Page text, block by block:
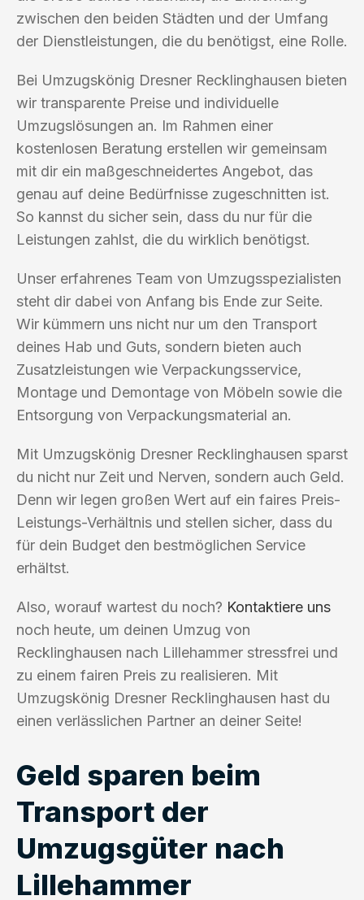
zwischen den beiden Städten und der Umfang
der Dienstleistungen, die du benötigst, eine Rolle.
Bei Umzugskönig Dresner Recklinghausen bieten
wir transparente Preise und individuelle
Umzugslösungen an. Im Rahmen einer
kostenlosen Beratung erstellen wir gemeinsam
mit dir ein maßgeschneidertes Angebot, das
genau auf deine Bedürfnisse zugeschnitten ist.
So kannst du sicher sein, dass du nur für die
Leistungen zahlst, die du wirklich benötigst.
Unser erfahrenes Team von Umzugsspezialisten
steht dir dabei von Anfang bis Ende zur Seite.
Wir kümmern uns nicht nur um den Transport
deines Hab und Guts, sondern bieten auch
Zusatzleistungen wie Verpackungsservice,
Montage und Demontage von Möbeln sowie die
Entsorgung von Verpackungsmaterial an.
Mit Umzugskönig Dresner Recklinghausen sparst
du nicht nur Zeit und Nerven, sondern auch Geld.
Denn wir legen großen Wert auf ein faires Preis-
Leistungs-Verhältnis und stellen sicher, dass du
für dein Budget den bestmöglichen Service
erhältst.
Also, worauf wartest du noch? Kontaktiere uns
noch heute, um deinen Umzug von
Recklinghausen nach Lillehammer stressfrei und
zu einem fairen Preis zu realisieren. Mit
Umzugskönig Dresner Recklinghausen hast du
einen verlässlichen Partner an deiner Seite!
Geld sparen beim
Transport der
Umzugsgüter nach
Lillehammer